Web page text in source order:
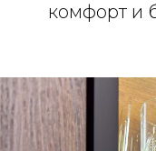
комфорт и